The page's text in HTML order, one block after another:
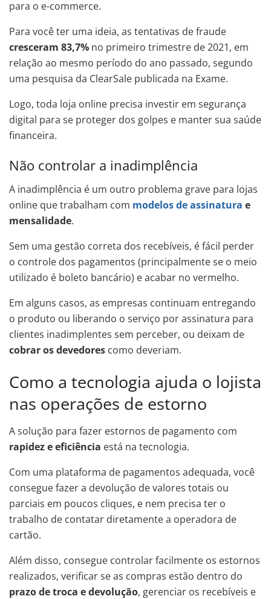
para o e-commerce.
Para você ter uma ideia, as tentativas de fraude
cresceram 83,7% no primeiro trimestre de 2021, em
relação ao mesmo período do ano passado, segundo
uma pesquisa da ClearSale publicada na Exame.
Logo, toda loja online precisa investir em segurança
digital para se proteger dos golpes e manter sua saúde
financeira.
Não controlar a inadimplência
A inadimplência é um outro problema grave para lojas
online que trabalham com modelos de assinatura e
mensalidade.
Sem uma gestão correta dos recebíveis, é fácil perder
o controle dos pagamentos (principalmente se o meio
utilizado é boleto bancário) e acabar no vermelho.
Em alguns casos, as empresas continuam entregando
o produto ou liberando o serviço por assinatura para
clientes inadimplentes sem perceber, ou deixam de
cobrar os devedores como deveriam.
Como a tecnologia ajuda o lojista
nas operações de estorno
A solução para fazer estornos de pagamento com
rapidez e eficiência está na tecnologia.
Com uma plataforma de pagamentos adequada, você
consegue fazer a devolução de valores totais ou
parciais em poucos cliques, e nem precisa ter o
trabalho de contatar diretamente a operadora de
cartão.
Além disso, consegue controlar facilmente os estornos
realizados, verificar se as compras estão dentro do
prazo de troca e devolução, gerenciar os recebíveis e